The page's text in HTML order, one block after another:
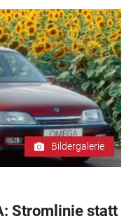
Bildergalerie
Stromlinie statt